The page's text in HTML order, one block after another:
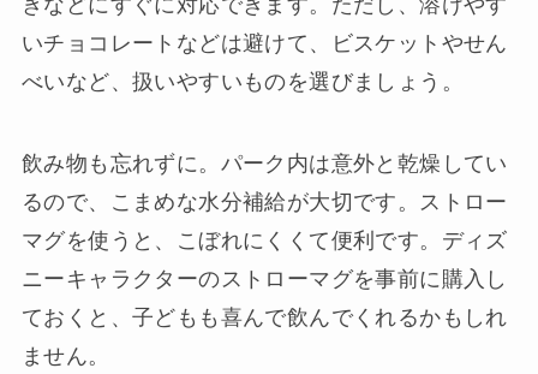
きなどにすぐに対応できます。ただし、溶けやす
いチョコレートなどは避けて、ビスケットやせん
べいなど、扱いやすいものを選びましょう。
飲み物も忘れずに。パーク内は意外と乾燥してい
るので、こまめな水分補給が大切です。ストロー
マグを使うと、こぼれにくくて便利です。ディズ
ニーキャラクターのストローマグを事前に購入し
ておくと、子どもも喜んで飲んでくれるかもしれ
ません。